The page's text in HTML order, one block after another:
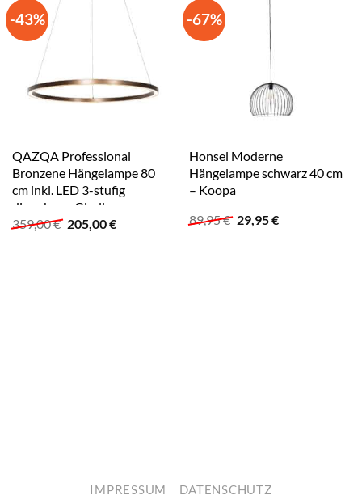
-43%
QAZQA Professional
Bronzene Hängelampe 80
cm inkl. LED 3-stufig
dimmbar – Girello
359,00€ Ursprünglicher
Preis
205,00€Aktueller
-67%
Honsel Moderne
Hängelampe schwarz 40 cm
– Koopa
89,95€ Ursprünglicher
29,95€Aktueller
IMPRESSUM DATENSCHUTZ